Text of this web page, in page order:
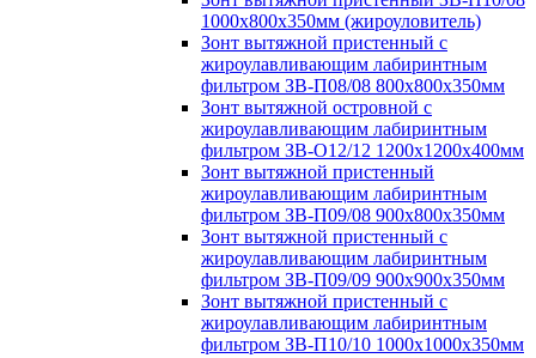
1000х800х350мм (жироуловитель)
Зонт вытяжной пристенный с
жироулавливающим лабиринтным
фильтром ЗВ-П08/08 800х800х350мм
Зонт вытяжной островной с
жироулавливающим лабиринтным
фильтром ЗВ-О12/12 1200х1200х400мм
Зонт вытяжной пристенный
жироулавливающим лабиринтным
фильтром ЗВ-П09/08 900х800х350мм
Зонт вытяжной пристенный с
жироулавливающим лабиринтным
фильтром ЗВ-П09/09 900х900х350мм
Зонт вытяжной пристенный с
жироулавливающим лабиринтным
фильтром ЗВ-П10/10 1000х1000х350мм